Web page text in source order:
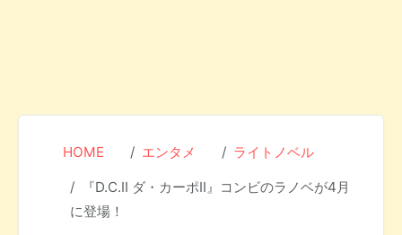
HOME エンタメ ライトノベル
『D.C.II ダ・カーポII』コンビのラノベが4月
に登場！